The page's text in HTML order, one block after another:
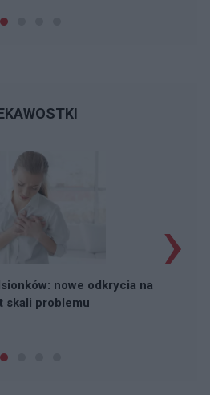
nowe odkrycia na
skali problemu
›